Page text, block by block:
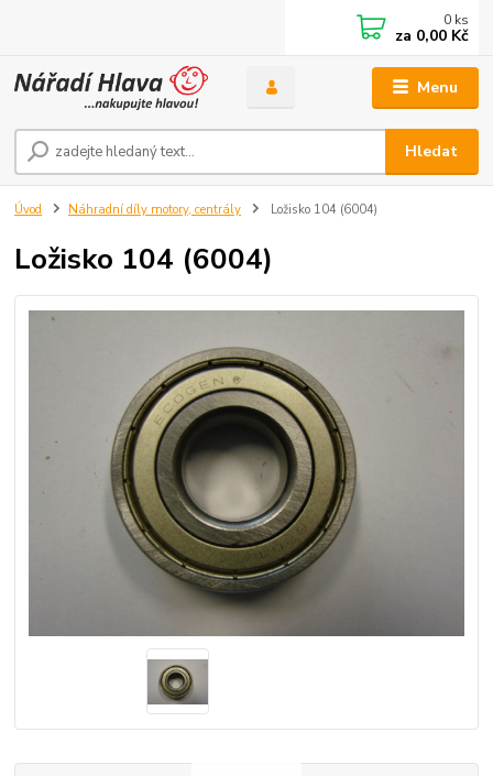
Menu
Hledat
0 ks
za 0,00 Kč
Úvod Náhradní díly motory, centrály Ložisko 104 (6004)
Ložisko 104 (6004)